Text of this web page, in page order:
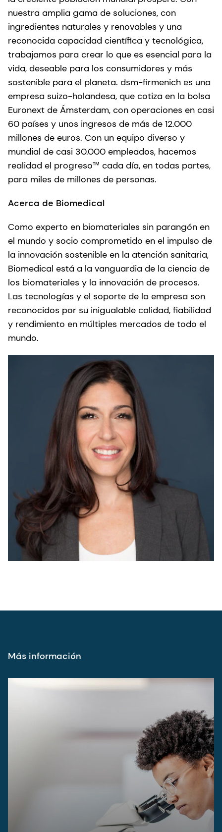
nuestra amplia gama de soluciones, con
ingredientes naturales y renovables y una
reconocida capacidad científica y tecnológica,
trabajamos para crear lo que es esencial para la
vida, deseable para los consumidores y más
sostenible para el planeta. dsm-firmenich es una
empresa suizo-holandesa, que cotiza en la bolsa
Euronext de Ámsterdam, con operaciones en casi
60 países y unos ingresos de más de 12.000
millones de euros. Con un equipo diverso y
mundial de casi 30.000 empleados, hacemos
realidad el progreso™ cada día, en todas partes,
para miles de millones de personas.
Acerca de Biomedical
Como experto en biomateriales sin parangón en
el mundo y socio comprometido en el impulso de
la innovación sostenible en la atención sanitaria,
Biomedical está a la vanguardia de la ciencia de
los biomateriales y la innovación de procesos.
Las tecnologías y el soporte de la empresa son
reconocidos por su inigualable calidad, fiabilidad
y rendimiento en múltiples mercados de todo el
mundo.
Más información